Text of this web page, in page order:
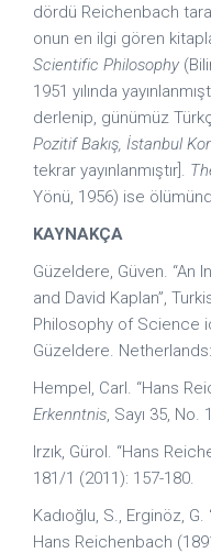
dördü Reichenbach
onun en ilgi gören
Scientific Philosophy
1951 yılında
derlenip, günümüz
Pozitif Bakış, İstanbul
tekrar yayınlanmıştır].
Yönü, 1956) ise
KAYNAKÇA
Güzeldere, Güven. “An
and David Kaplan”,
Philosophy of Science
Güzeldere.
Hempel, Carl. “Hans
Erkenntnis, Sayı 35, No.
Irzık, Gürol. “Hans
181/1 (2011): 157-180.
Kadıoğlu, S., Erginöz,
Hans Reichenbach